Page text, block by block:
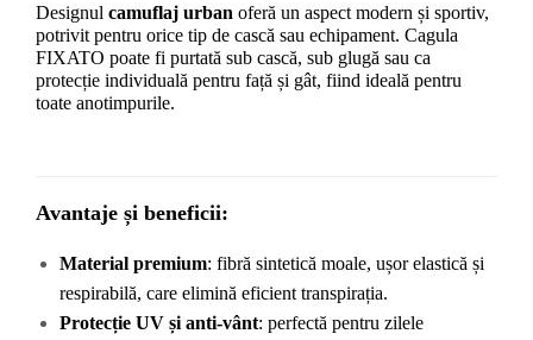
Designul camuflaj urban oferă un aspect modern și sportiv,
potrivit pentru orice tip de cască sau echipament. Cagula
FIXATO poate fi purtată sub cască, sub glugă sau ca
protecție individuală pentru față și gât, fiind ideală pentru
toate anotimpurile.
Avantaje și beneficii:
Material premium: fibră sintetică moale, ușor elastică și
respirabilă, care elimină eficient transpirația.
Protecție UV și anti-vânt: perfectă pentru zilele